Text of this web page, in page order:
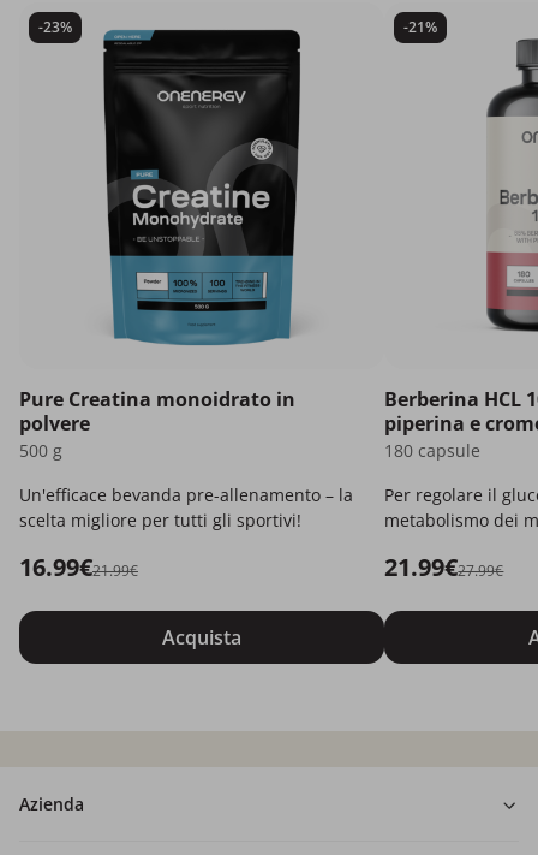
-23%
Pure Creatina monoidrato in
polvere
500 g
Un'efficace bevanda pre-allenamento – la
scelta migliore per tutti gli sportivi!
16.99€21.99€
Acquista
-21%
Berberina HCL
piperina e
180 capsule
Per regolare il
metabolismo dei
21.99€27.99€
Azienda